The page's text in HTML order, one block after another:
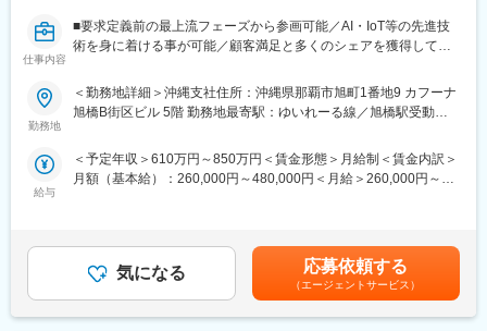
すい部署になります。
・自動車／医療／OA／FA／家電／防衛／宇宙などの組込機器や制
御システムの業務知識
技術
・要求分析、顧客折衝、チームマネジメント
【労働環境が安定しており長期的・安定的に就業できます】
社内ブログやＳｋｙなう（社内SNS）などを通しての情報共有や
社内の情報発信などコミュニケーションを密にとれる環境です。
また社員一人ひとりのスキルやモチベーションが高くお互い刺激
を与え合いながら成長していけることも特徴です。福利厚生も充
仕事内容
■要求定義前の最上流フェーズから参画可能／AI・IoT等の先進技
術を身に着ける事が可能／顧客満足と多くのシェアを獲得してい
一体の組織体制／『働き方改革』として平均残業18.3時間／定時
退社／有給休暇取得促進■
■業務内容：クライアントのシステムを中心に要件定義、設計、開
発等を行っていただきます。
■配属予定部署の特色：事業部全体としてカーエレクトロニクス、
モバイル、デジタル複合機、デジタルカメラなど、様々なターゲ
ット機器のソフトウェア開発に携わっています。
■案件について
勤務地
＜勤務地詳細＞沖縄支社住所：沖縄県那覇市旭町1番地9 カフーナ
旭橋B街区ビル 5階 勤務地最寄駅：ゆいれーる線／旭橋駅受動喫
給与
＜予定年収＞610万円～850万円＜賃金形態＞月給制＜賃金内訳＞
月額（基本給）：260,000円～480,000円＜月給＞260,000円～
収提示例 ※月20h残業を実施した場合＞ 【サブチーフ】29
歳 年収：7,450,000円【チーフ】35歳 年収：8,500,000円賃金
はあくまでも目安の金額であり、選考を通じて上下する可能性が
あります。月給(月額)は固定手当を含めた表記です。
気になる 応募依頼する
（エージェントサービス）